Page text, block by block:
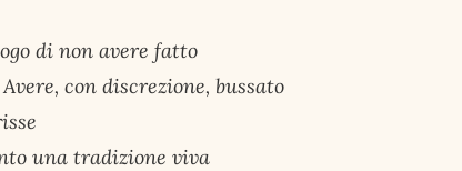
di non avere fatto
con discrezione, bussato
una tradizione viva